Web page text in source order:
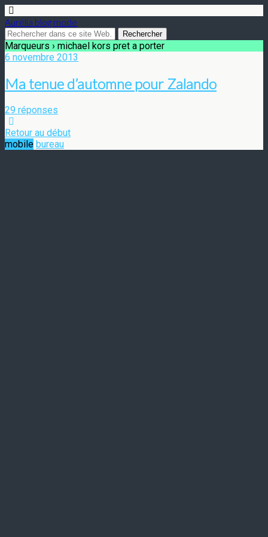
Aurélia blog mode
Marqueurs › michael kors pret a porter
6 novembre 2013
Ma tenue d’automne pour Zalando
29 réponses
Retour au début
mobile bureau